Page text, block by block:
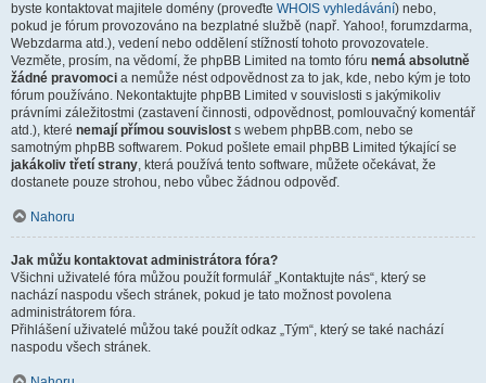
byste kontaktovat majitele domény (proveďte WHOIS vyhledávání) nebo,
pokud je fórum provozováno na bezplatné službě (např. Yahoo!, forumzdarma,
Webzdarma atd.), vedení nebo oddělení stížností tohoto provozovatele.
Vezměte, prosím, na vědomí, že phpBB Limited na tomto fóru nemá absolutně
žádné pravomoci a nemůže nést odpovědnost za to jak, kde, nebo kým je toto
fórum používáno. Nekontaktujte phpBB Limited v souvislosti s jakýmikoliv
právními záležitostmi (zastavení činnosti, odpovědnost, pomlouvačný komentář
atd.), které nemají přímou souvislost s webem phpBB.com, nebo se
samotným phpBB softwarem. Pokud pošlete email phpBB Limited týkající se
jakákoliv třetí strany, která používá tento software, můžete očekávat, že
dostanete pouze strohou, nebo vůbec žádnou odpověď.
Nahoru
Jak můžu kontaktovat administrátora fóra?
Všichni uživatelé fóra můžou použít formulář „Kontaktujte nás“, který se
nachází naspodu všech stránek, pokud je tato možnost povolena
administrátorem fóra.
Přihlášení uživatelé můžou také použít odkaz „Tým“, který se také nachází
naspodu všech stránek.